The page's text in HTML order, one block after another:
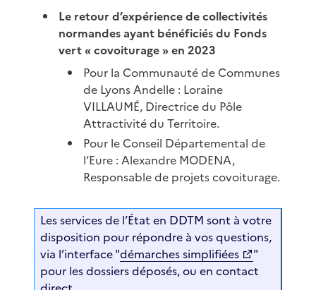
Le retour d’expérience de collectivités
normandes ayant bénéficiés du Fonds
vert « covoiturage » en 2023
Pour la Communauté de Communes
de Lyons Andelle : Loraine
VILLAUMÉ, Directrice du Pôle
Attractivité du Territoire.
Pour le Conseil Départemental de
l’Eure : Alexandre MODENA,
Responsable de projets covoiturage.
Les services de l’État en DDTM sont à votre
disposition pour répondre à vos questions,
via l’interface "démarches simplifiées
"
pour les dossiers déposés, ou en contact